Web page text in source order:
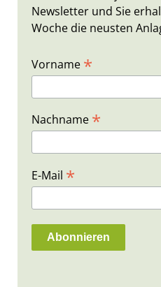
Newsletter und Sie
Woche die neusten
Vorname *
Nachname *
E-Mail *